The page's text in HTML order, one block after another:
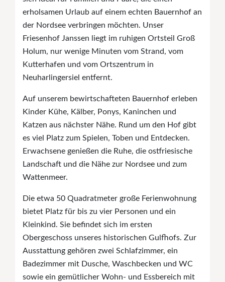
erholsamen Urlaub auf einem echten Bauernhof an
der Nordsee verbringen möchten. Unser
Friesenhof Janssen liegt im ruhigen Ortsteil Groß
Holum, nur wenige Minuten vom Strand, vom
Kutterhafen und vom Ortszentrum in
Neuharlingersiel entfernt.
Auf unserem bewirtschafteten Bauernhof erleben
Kinder Kühe, Kälber, Ponys, Kaninchen und
Katzen aus nächster Nähe. Rund um den Hof gibt
es viel Platz zum Spielen, Toben und Entdecken.
Erwachsene genießen die Ruhe, die ostfriesische
Landschaft und die Nähe zur Nordsee und zum
Wattenmeer.
Die etwa 50 Quadratmeter große Ferienwohnung
bietet Platz für bis zu vier Personen und ein
Kleinkind. Sie befindet sich im ersten
Obergeschoss unseres historischen Gulfhofs. Zur
Ausstattung gehören zwei Schlafzimmer, ein
Badezimmer mit Dusche, Waschbecken und WC
sowie ein gemütlicher Wohn- und Essbereich mit